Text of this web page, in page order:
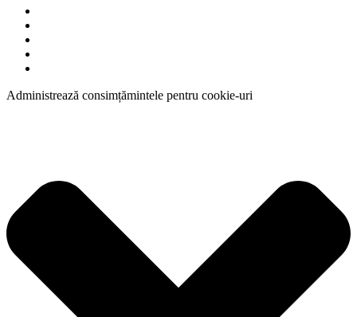
Administrează consimțămintele pentru cookie-uri